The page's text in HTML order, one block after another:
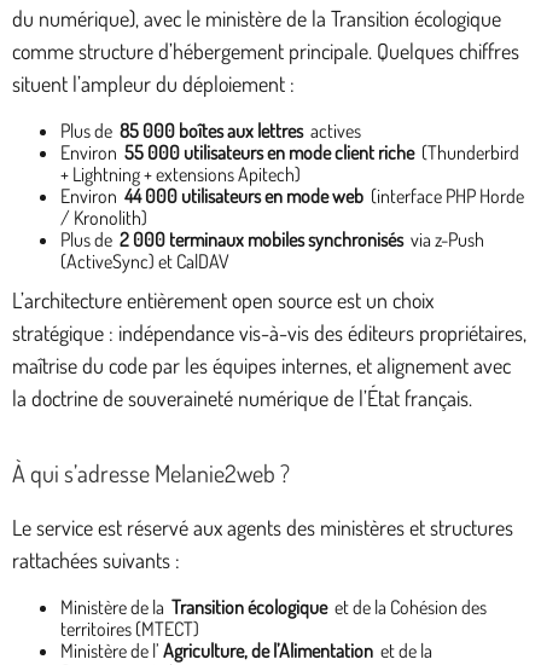
du numérique), avec le ministère de la Transition écologique
comme structure d’hébergement principale. Quelques chiffres
situent l’ampleur du déploiement :
Plus de 85 000 boîtes aux lettres actives
Environ 55 000 utilisateurs en mode client riche (Thunderbird
+ Lightning + extensions Apitech)
Environ 44 000 utilisateurs en mode web (interface PHP Horde
/ Kronolith)
Plus de 2 000 terminaux mobiles synchronisés via z-Push
(ActiveSync) et CalDAV
L’architecture entièrement open source est un choix
stratégique : indépendance vis-à-vis des éditeurs propriétaires,
maîtrise du code par les équipes internes, et alignement avec
la doctrine de souveraineté numérique de l’État français.
À qui s’adresse Melanie2web ?
Le service est réservé aux agents des ministères et structures
rattachées suivants :
Ministère de la Transition écologique et de la Cohésion des
territoires (MTECT)
Ministère de l’ Agriculture, de l’Alimentation et de la